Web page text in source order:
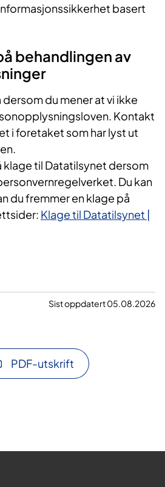
basert
behandlingen av
dersom du mener at vi ikke
Kontakt
i foretaket som har lyst ut
klage til Datatilsynet dersom
Du kan
du fremmer en klage på
Klage til Datatilsynet |
Sist oppdatert 05.08.2026
PDF-utskrift